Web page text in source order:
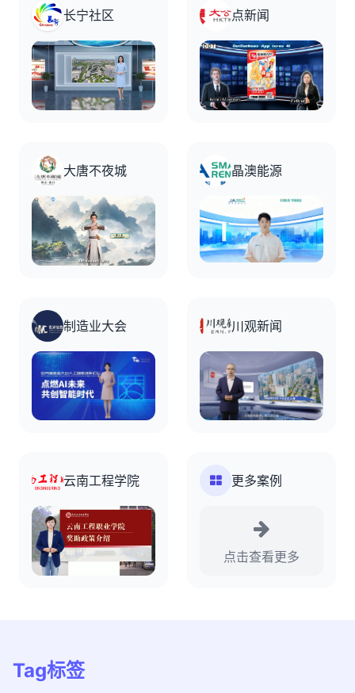
长宁社区 点新闻
大唐不夜城 晶澳能源
制造业大会 川观新闻
云南工程学院 更多案例
点击查看更多
Tag标签